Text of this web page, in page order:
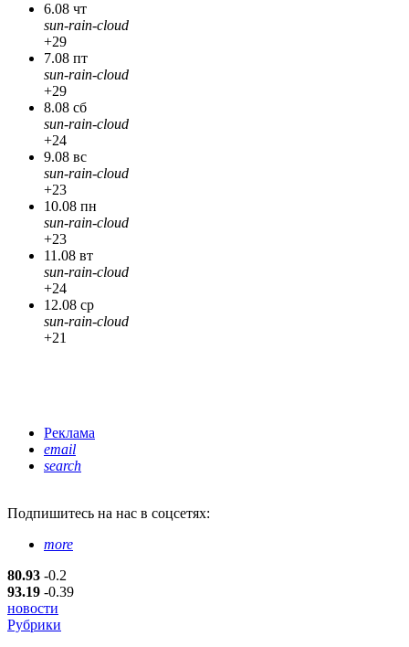
6.08 чт
sun-rain-cloud
+29
7.08 пт
sun-rain-cloud
+29
8.08 сб
sun-rain-cloud
+24
9.08 вс
sun-rain-cloud
+23
10.08 пн
sun-rain-cloud
+23
11.08 вт
sun-rain-cloud
+24
12.08 ср
sun-rain-cloud
+21
Реклама
email
search
Подпишитесь на нас в соцсетях:
more
80.93 -0.2
93.19 -0.39
новости
Рубрики